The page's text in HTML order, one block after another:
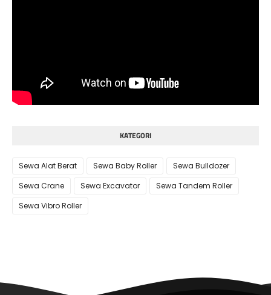
KATEGORI
Sewa Alat Berat Sewa Baby Roller
Sewa Bulldozer
Sewa Crane
Sewa Excavator
Sewa Tandem Roller
Sewa Vibro Roller